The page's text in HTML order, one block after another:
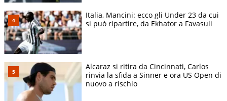
Italia, Mancini: ecco gli Under 23 da cui
si può ripartire, da Ekhator a Favasuli
Alcaraz si ritira da Cincinnati, Carlos
rinvia la sfida a Sinner e ora US Open di
nuovo a rischio